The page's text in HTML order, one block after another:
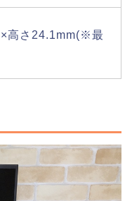
高さ24.1mm(※最